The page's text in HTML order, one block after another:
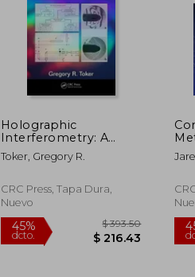
dcto.
$ 874.51
$ 480.98
Holographic
Interferometry: A
Mach-Zehnder
Approach (en Inglés)
Toker, Gregory R.
CRC Press, Tapa Dura,
Nuevo